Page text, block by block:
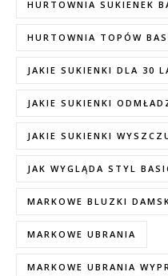
HURTOWNIA SUKIENEK
HURTOWNIA TOPÓW
JAKIE SUKIENKI DLA 30
JAKIE SUKIENKI
JAKIE SUKIENKI
JAK WYGLĄDA STYL
MARKOWE BLUZKI
MARKOWE UBRANIA
MARKOWE UBRANIA